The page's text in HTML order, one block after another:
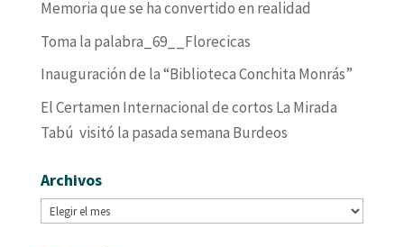
Memoria que se ha convertido en realidad
Toma la palabra_69__Florecicas
Inauguración de la “Biblioteca Conchita Monrás”
El Certamen Internacional de cortos La Mirada
Tabú visitó la pasada semana Burdeos
Archivos
Archivos